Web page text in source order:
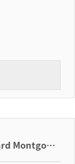
Montgome